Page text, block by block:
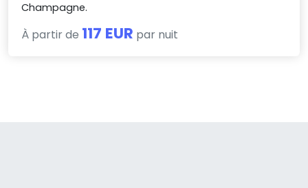
Champagne.
À partir de 117 EUR par nuit